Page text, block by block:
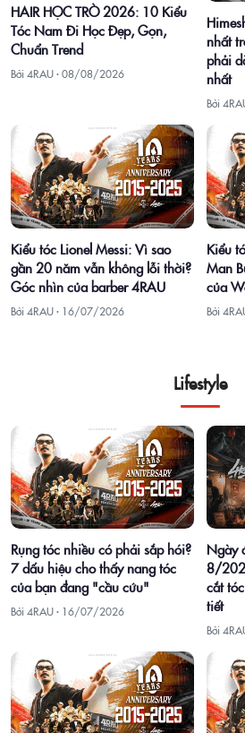
HAIR HỌC TRÒ 2026: 10 Kiểu
Tóc Nam Đi Học Đẹp, Gọn,
Chuẩn Trend
Bởi 4RAU ·08/08/2026
nhất
phải
nhất
Bởi
Kiểu tóc Lionel Messi: Vì sao
gần 20 năm vẫn không lỗi thời?
Góc nhìn của barber 4RAU
Bởi 4RAU · 16/07/2026
Kiểu
Man
của
Bởi
Lifestyle
Rụng tóc nhiều có phải sắp hói?
7 dấu hiệu cho thấy nang tóc
của bạn đang "cầu cứu"
Bởi 4RAU · 16/07/2026
Ngày
8/
cắt
tiết
Bởi